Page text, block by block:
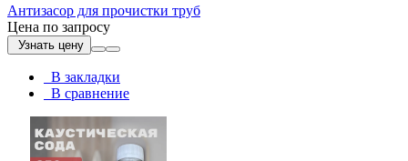
Антизасор для прочистки труб
Цена по запросу
Узнать цену
В закладки
В сравнение